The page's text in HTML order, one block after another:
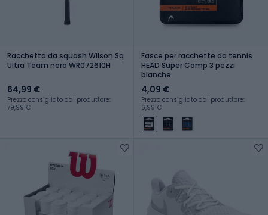
Racchetta da squash Wilson Sq
Ultra Team nero WR072610H
64,99 €
Prezzo consigliato dal produttore:
79,99 €
Fasce per racchette da tennis
HEAD Super Comp 3 pezzi
bianche.
4,09 €
Prezzo consigliato dal produttore:
6,99 €